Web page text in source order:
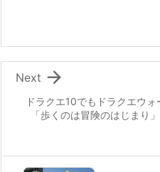
ドラクエ10でもドラクエウォ
「歩くのは冒険のはじまり

Next